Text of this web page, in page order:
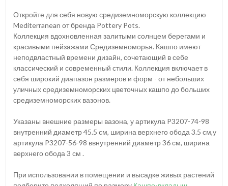
Откройте для себя новую средиземноморскую коллекцию
Mediterranean от бренда Pottery Pots.
Коллекция вдохновленная залитыми солнцем берегами и
красивыми пейзажами Средиземноморья. Кашпо имеют
неподвластный времени дизайн, сочетающий в себе
классический и современный стили. Коллекция включает в
себя широкий диапазон размеров и форм - от небольших
уличных средиземноморских цветочных кашпо до больших
средиземноморских вазонов.
Указаны внешние размеры вазона, у артикула P3207-74-98
внутренний диаметр 45.5 см, ширина верхнего обода 3.5 см,у
артикула P3207-56-98 ввнутренний диаметр 36 см, ширина
верхнего обода 3 см .
При использовании в помещении и высадке живых растений